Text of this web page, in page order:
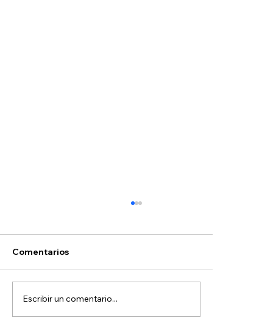
Selectividad
Comentarios
Escribir un comentario...